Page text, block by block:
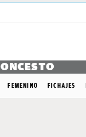
FEMENINO FICHAJES